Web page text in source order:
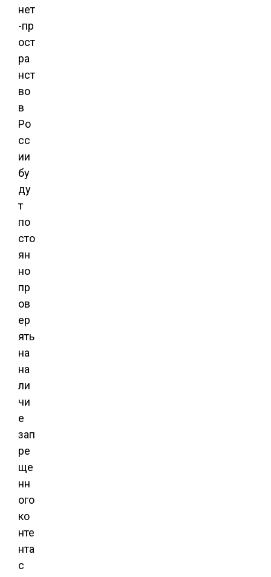
нет
-пр
ост
ра
нст
во
в
Ро
сс
ии
бу
ду
т
по
сто
ян
но
пр
ов
ер
ять
на
на
ли
чи
е
зап
ре
ще
нн
ого
ко
нте
нта
с